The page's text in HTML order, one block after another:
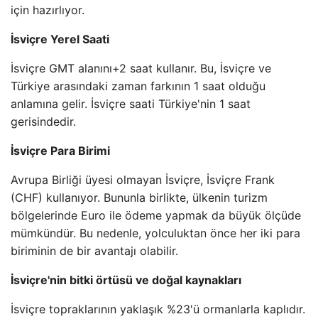
için hazırlıyor.
İsviçre Yerel Saati
İsviçre GMT alanını+2 saat kullanır. Bu, İsviçre ve
Türkiye arasındaki zaman farkının 1 saat olduğu
anlamına gelir. İsviçre saati Türkiye'nin 1 saat
gerisindedir.
İsviçre Para Birimi
Avrupa Birliği üyesi olmayan İsviçre, İsviçre Frank
(CHF) kullanıyor. Bununla birlikte, ülkenin turizm
bölgelerinde Euro ile ödeme yapmak da büyük ölçüde
mümkündür. Bu nedenle, yolculuktan önce her iki para
biriminin de bir avantajı olabilir.
İsviçre'nin bitki örtüsü ve doğal kaynakları
İsviçre topraklarının yaklaşık %23'ü ormanlarla kaplıdır.